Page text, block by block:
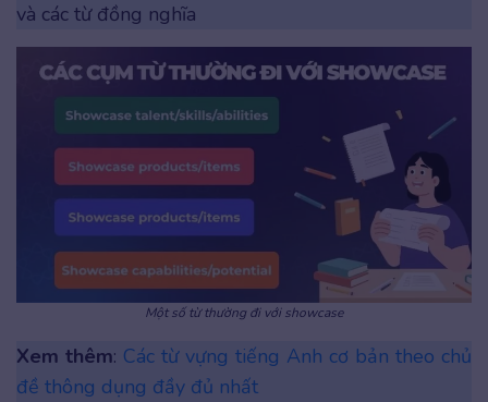
và các từ đồng nghĩa
Một số từ thường đi với showcase
Xem thêm: Các từ vựng tiếng Anh cơ bản theo chủ
đề thông dụng đầy đủ nhất